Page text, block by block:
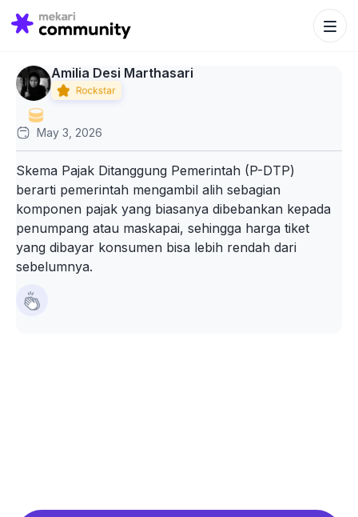
Search
for:
Search
Amilia Desi Marthasari
May 3, 2026
Skema Pajak Ditanggung Pemerintah (P-DTP)
berarti pemerintah mengambil alih sebagian
komponen pajak yang biasanya dibebankan kepada
penumpang atau maskapai, sehingga harga tiket
yang dibayar konsumen bisa lebih rendah dari
sebelumnya.